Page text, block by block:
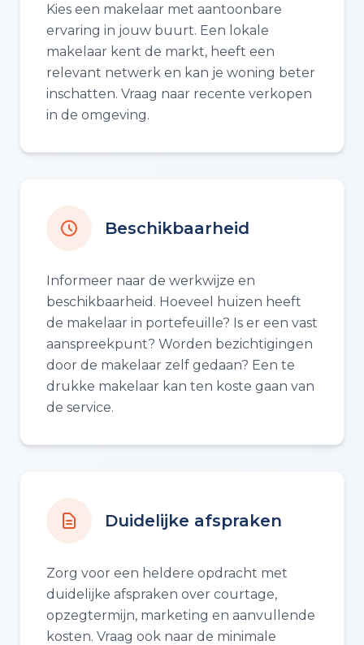
Kies een makelaar met aantoonbare
ervaring in jouw buurt. Een lokale
makelaar kent de markt, heeft een
relevant netwerk en kan je woning beter
inschatten. Vraag naar recente verkopen
in de omgeving.
Beschikbaarheid
Informeer naar de werkwijze en
beschikbaarheid. Hoeveel huizen heeft
de makelaar in portefeuille? Is er een vast
aanspreekpunt? Worden bezichtigingen
door de makelaar zelf gedaan? Een te
drukke makelaar kan ten koste gaan van
de service.
Duidelijke afspraken
Zorg voor een heldere opdracht met
duidelijke afspraken over courtage,
opzegtermijn, marketing en aanvullende
kosten. Vraag ook naar de minimale